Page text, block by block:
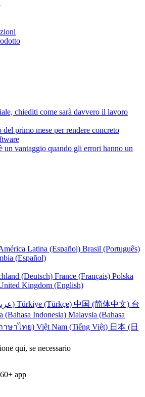
chiediti come sarà davvero il lavoro
primo mese per rendere concreto
un vantaggio quando gli errori hanno un
Latina (Español) Brasil (Português)
(Español)
(Deutsch) France (Français) Polska
Kingdom (English)
UAE (عربي) Türkiye (Türkçe) 中国 (简体中文) 台
(Bahasa Indonesia) Malaysia (Bahasa
าษาไทย) Việt Nam (Tiếng Việt) 日本 (日
qui, se necessario
app